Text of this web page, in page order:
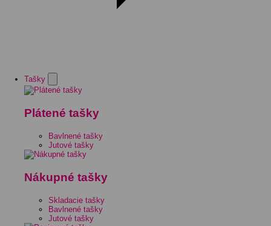
Tašky
Plátené tašky
Bavlnené tašky
Jutové tašky
Nákupné tašky
Skladacie tašky
Bavlnené tašky
Jutové tašky